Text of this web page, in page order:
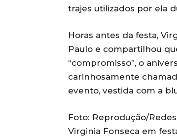
trajes utilizados por ela
Horas antes da festa,
Paulo e compartilhou
“compromisso”, o
carinhosamente
evento, vestida com a
Foto: Reprodução/Redes
Virginia Fonseca em